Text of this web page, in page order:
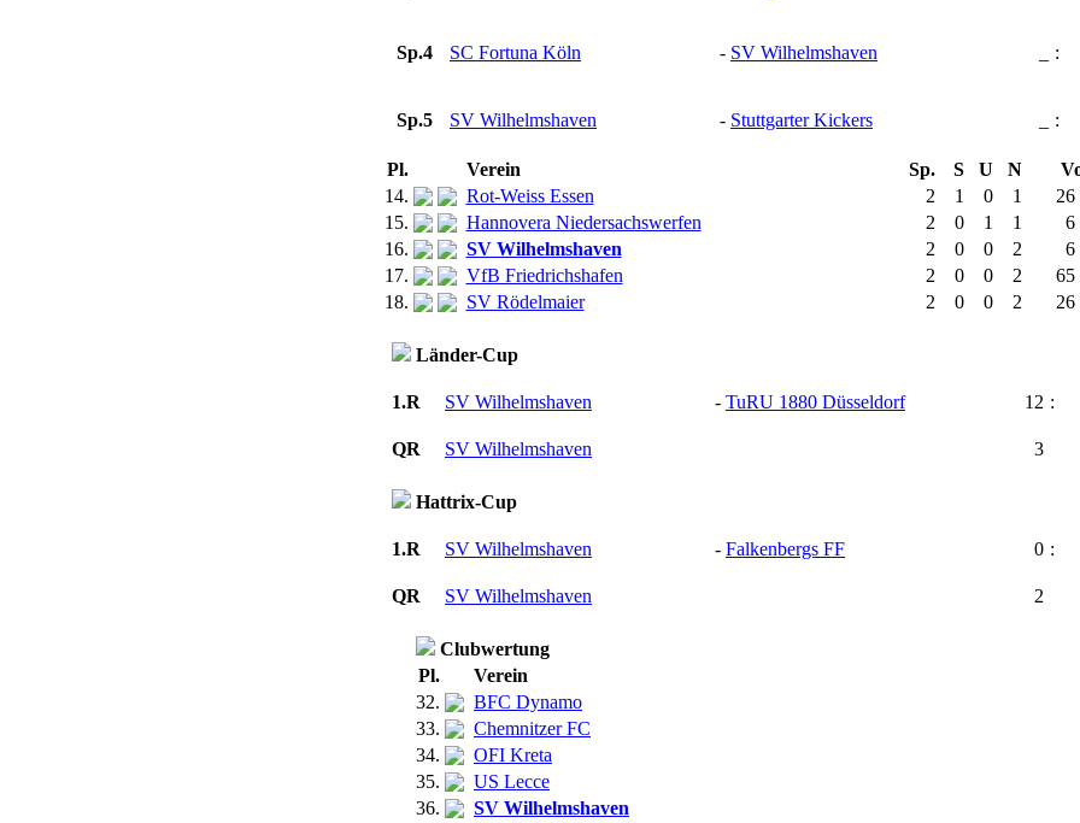
Sp.4 SC Fortuna Köln - SV Wilhelmshaven :
Sp.5 SV Wilhelmshaven - Stuttgarter Kickers :
Pl. Verein Sp. S U N
14.
Rot-Weiss Essen 2 1 0 1 26
15.
Hannovera Niedersachswerfen 2 0 1 1 6
16.
SV Wilhelmshaven 2 0 0 2 6
17.
VfB Friedrichshafen 2 0 0 2 65
18.
SV Rödelmaier 2 0 0 2 26
Länder-Cup
1.R SV Wilhelmshaven - TuRU 1880 Düsseldorf 12 :
QR SV Wilhelmshaven 3
Hattrix-Cup
1.R SV Wilhelmshaven - Falkenbergs FF 0 :
QR SV Wilhelmshaven 2
Clubwertung
Pl.
Verein
32.
BFC Dynamo
33.
Chemnitzer FC
34.
OFI Kreta
35.
US Lecce
36.
SV Wilhelmshaven